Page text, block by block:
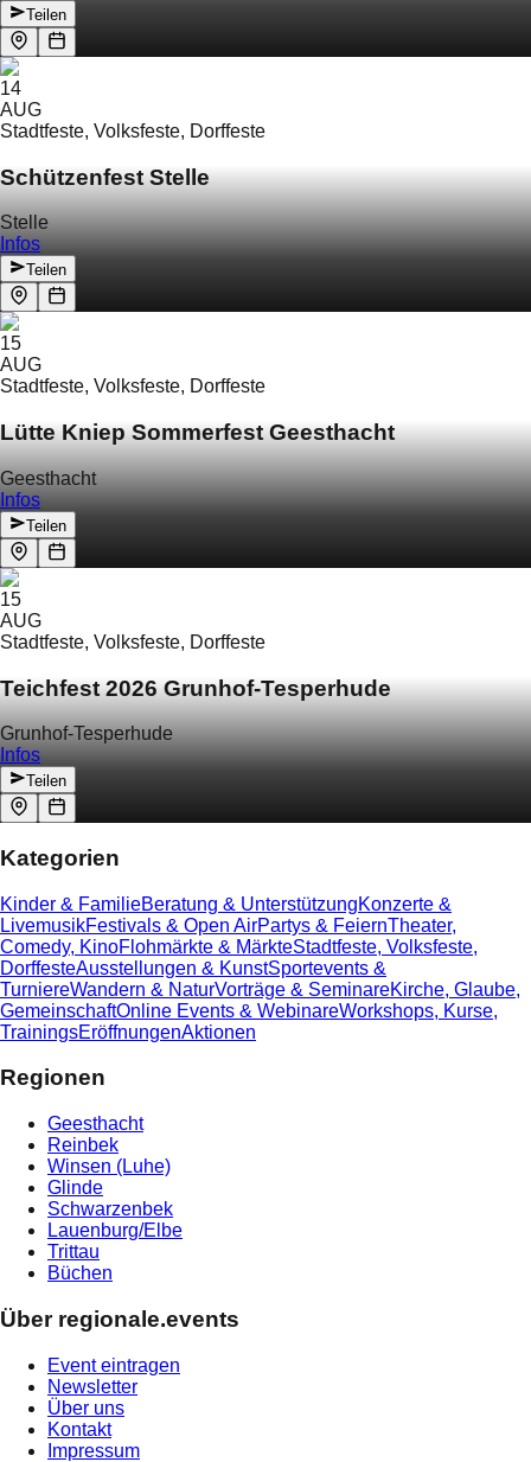
Teilen
14
AUG
Stadtfeste, Volksfeste, Dorffeste
Schützenfest Stelle
Stelle
Infos
Teilen
15
AUG
Stadtfeste, Volksfeste, Dorffeste
Lütte Kniep Sommerfest Geesthacht
Geesthacht
Infos
Teilen
15
AUG
Stadtfeste, Volksfeste, Dorffeste
Teichfest 2026 Grunhof-Tesperhude
Grunhof-Tesperhude
Infos
Teilen
Kategorien
Kinder & FamilieBeratung & UnterstützungKonzerte &
LivemusikFestivals & Open AirPartys & FeiernTheater,
Comedy, KinoFlohmärkte & MärkteStadtfeste, Volksfeste,
DorffesteAusstellungen & KunstSportevents &
TurniereWandern & NaturVorträge & SeminareKirche, Glaube,
GemeinschaftOnline Events & WebinareWorkshops, Kurse,
TrainingsEröffnungenAktionen
Regionen
Geesthacht
Reinbek
Winsen (Luhe)
Glinde
Schwarzenbek
Lauenburg/Elbe
Trittau
Büchen
Über regionale.events
Event eintragen
Newsletter
Über uns
Kontakt
Impressum